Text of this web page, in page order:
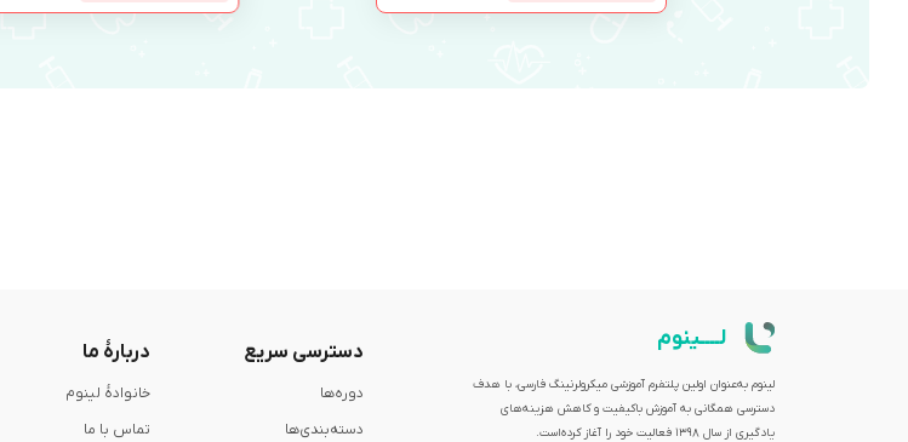
لــــینوم
لینوم به‌عنوان اولین پلتفرم آموزشی میکرولرنینگ فارسی، با هدف
دسترسی همگانی به آموزش باکیفیت و کاهش هزینه‌های
یادگیری از سال 1398 فعالیت خود را آغاز کرده‌است.
دسترسی سریع
دوره‌ها
دسته‌بندی‌ها
دربارۀ ما
خانوادۀ لینوم
تماس با ما